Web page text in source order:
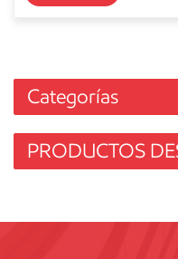
Categorías
PRODUCTOS